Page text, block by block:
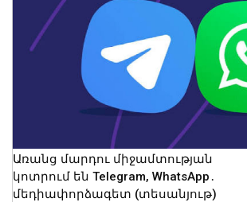
Կոտայքի մարզում Toyota-ն շրջվել է
երթևեկելի գոտում․ տուժել են կինը և
երկու անչափահաս երեխաները
09 Օգոստոս, 2026 23:02
Առանց մարդու միջամտության
կոտրում են Telegram, WhatsApp․
մեդիափորձագետ (տեսանյութ)